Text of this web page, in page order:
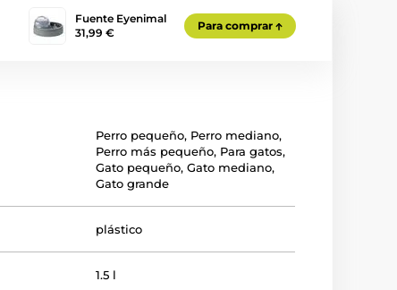
Fuente Eyenimal
31,99 €
Para comprar
Perro pequeño, Perro mediano,
Perro más pequeño, Para gatos,
Gato pequeño,Gato mediano,
Gato grande
plástico
1.5 l